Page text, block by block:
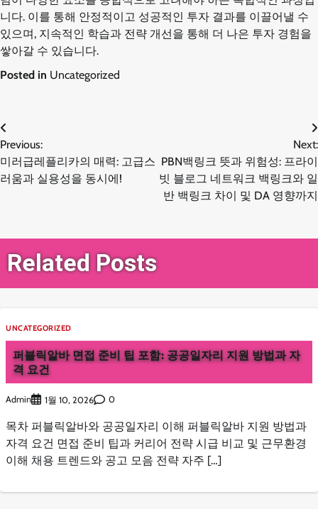
니다. 이를 통해 안정적이고 성공적인 투자 결과를 이끌어낼 수
있으며, 지속적인 학습과 전략 개선을 통해 더 나은 투자 경험을
쌓아갈 수 있습니다.
Posted in Uncategorized
글
탐
Previous:
미러급레플리카의 매력: 고급스
러움과 실용성을 동시에!
Next:
PBN백링크 뜻과 위험성: 프라이
빗 블로그 네트워크 백링크와 일
반 백링크 차이 및 DA 영향까지
Related Posts
UNCATEGORIZED
퍼블릭알바 면접 준비 팁 포함: 공공일자리 지원 방법과 자
격 요건
Admin 1월 10, 2026 0
목차 퍼블릭알바와 공공일자리 이해 퍼블릭알바 지원 방법과
자격 요건 면접 준비 팁과 커리어 전략 시급 비교 및 근무환경
이해 채용 트렌드와 공고 모음 전략 자주 […]